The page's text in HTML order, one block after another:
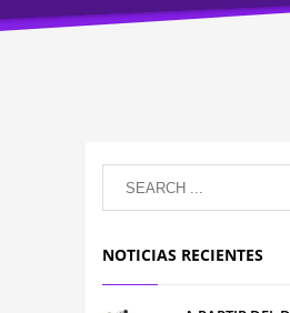
NOTICIAS RECIENTES